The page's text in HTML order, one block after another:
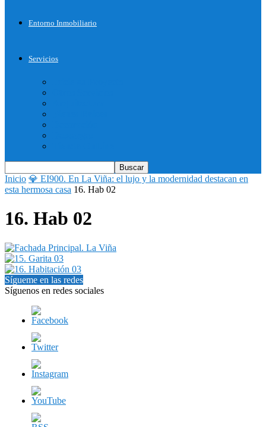
Entorno Inmobiliario
Servicios
Inicio 💎 EI900. En La Viña: el lujo y la modernidad destacan en
esta hermosa casa 16. Hab 02
16. Hab 02
Sígueme en las redes
Síguenos en redes sociales